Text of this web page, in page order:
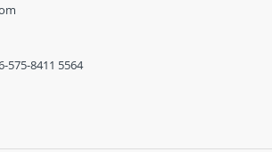
575-8411 5564